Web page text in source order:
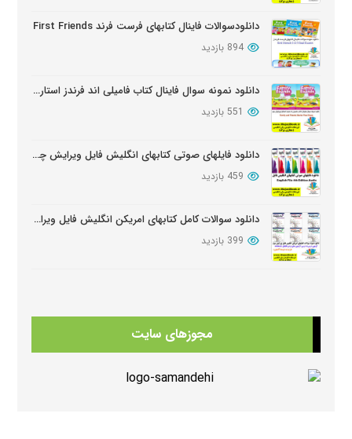
دانلودسوالات فاینال کتابهای فرست فرند First Friends
894 بازدید
دانلود نمونه سوال فاینال کتاب فامیلی اند فرندز استارتر ویرایش دوم
551 بازدید
دانلود فایلهای صوتی کتابهای انگلیش فایل ویرایش چهارم English File Edition Audio
459 بازدید
دانلود سوالات کامل کتابهای امریکن انگلیش فایل ویرایش سوم American English FileThird Edition Exam Package
399 بازدید
مجوزهای سایت